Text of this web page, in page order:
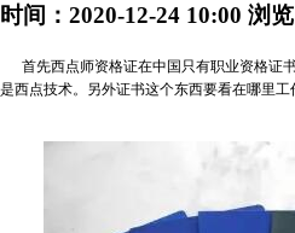
时间：2020-12-24 10:00 浏览
首先西点师资格证在中国只有职业资格证
是西点技术。另外证书这个东西要看在哪里工